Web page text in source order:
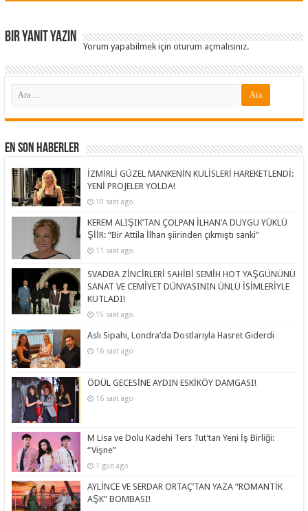
Bir yanıt yazın
Yorum yapabilmek içinoturum açmalısınız.
En Son Haberler
İZMİRLİ GÜZEL MANKENİN KULİSLERİ HAREKETLENDİ:
YENİ PROJELER YOLDA!
10 saat ago
KEREM ALIŞIK’TAN ÇOLPAN İLHAN’A DUYGU YÜKLÜ
ŞİİR: “Bir Attila İlhan şiirinden çıkmıştı sanki”
11 saat ago
SVADBA ZİNCİRLERİ SAHİBİ SEMİH HOT YAŞGÜNÜNÜ
SANAT VE CEMİYET DÜNYASININ ÜNLÜ İSİMLERİYLE
KUTLADI!
15 saat ago
Aslı Sipahi, Londra’da Dostlarıyla Hasret Giderdi
16 saat ago
ÖDÜL GECESİNE AYDIN ESKİKÖY DAMGASI!
16 saat ago
M Lisa ve Dolu Kadehi Ters Tut’tan Yeni İş Birliği:
“Vişne”
1 gün ago
AYLİNCE VE SERDAR ORTAÇ’TAN YAZA “ROMANTİK
AŞK” BOMBASI!